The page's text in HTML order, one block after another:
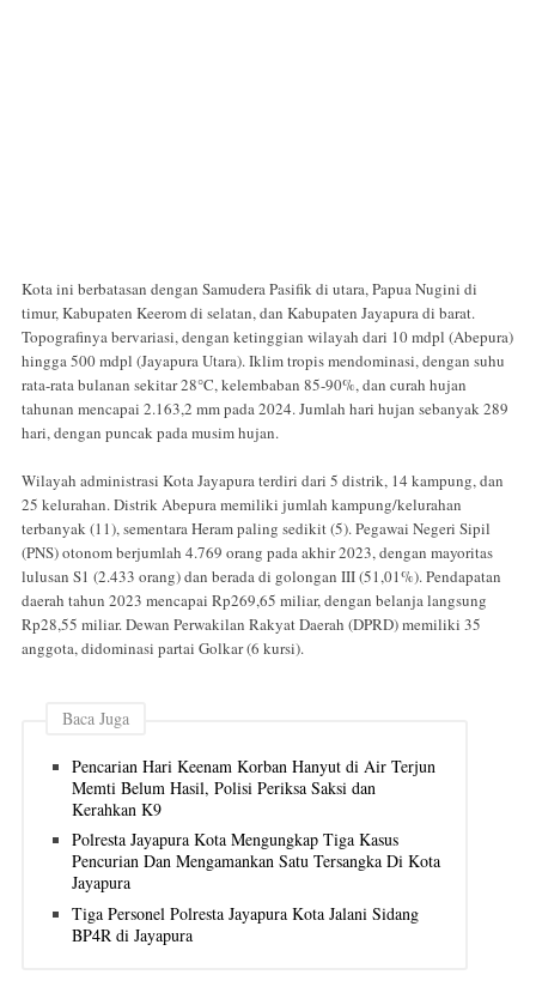
Kota ini berbatasan dengan Samudera Pasifik di utara, Papua Nugini di
timur, Kabupaten Keerom di selatan, dan Kabupaten Jayapura di barat.
Topografinya bervariasi, dengan ketinggian wilayah dari 10 mdpl (Abepura)
hingga 500 mdpl (Jayapura Utara). Iklim tropis mendominasi, dengan suhu
rata-rata bulanan sekitar 28°C, kelembaban 85-90%, dan curah hujan
tahunan mencapai 2.163,2 mm pada 2024. Jumlah hari hujan sebanyak 289
hari, dengan puncak pada musim hujan.
Wilayah administrasi Kota Jayapura terdiri dari 5 distrik, 14 kampung, dan
25 kelurahan. Distrik Abepura memiliki jumlah kampung/kelurahan
terbanyak (11), sementara Heram paling sedikit (5). Pegawai Negeri Sipil
(PNS) otonom berjumlah 4.769 orang pada akhir 2023, dengan mayoritas
lulusan S1 (2.433 orang) dan berada di golongan III (51,01%). Pendapatan
daerah tahun 2023 mencapai Rp269,65 miliar, dengan belanja langsung
Rp28,55 miliar. Dewan Perwakilan Rakyat Daerah (DPRD) memiliki 35
anggota, didominasi partai Golkar (6 kursi).
Baca Juga
Pencarian Hari Keenam Korban Hanyut di Air Terjun
Memti Belum Hasil, Polisi Periksa Saksi dan
Kerahkan K9
Polresta Jayapura Kota Mengungkap Tiga Kasus
Pencurian Dan Mengamankan Satu Tersangka Di Kota
Jayapura
Tiga Personel Polresta Jayapura Kota Jalani Sidang
BP4R di Jayapura